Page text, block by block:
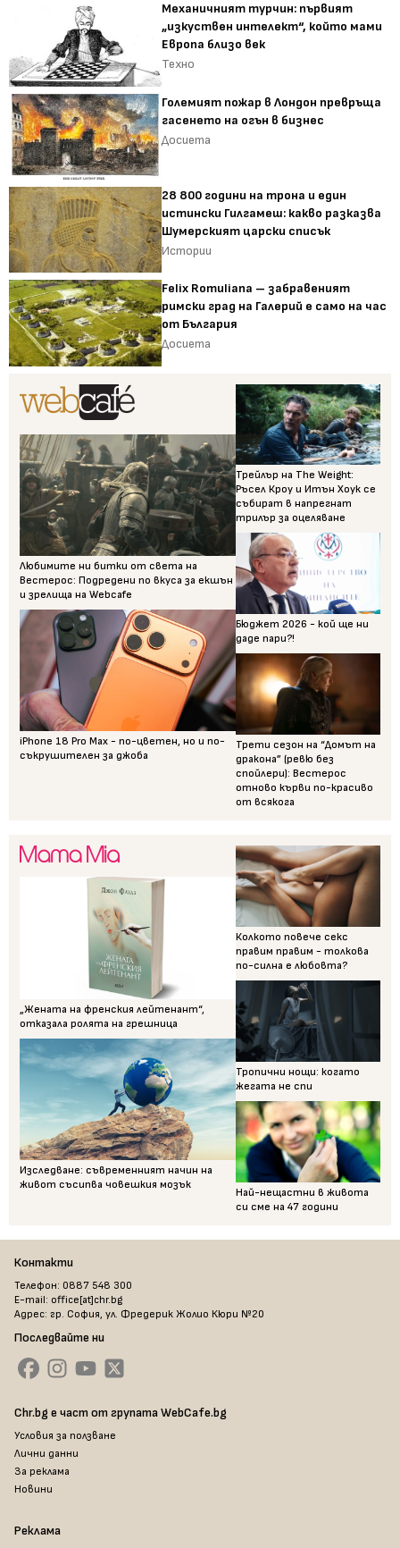
Механичният турчин: първият
„изкуствен интелект“, който мами
Европа близо век
Техно
Големият пожар в Лондон превръща
гасенето на огън в бизнес
Досиета
28 800 години на трона и един
истински Гилгамеш: какво разказва
Шумерският царски списък
Истории
Felix Romuliana – забравеният
римски град на Галерий е само на час
от България
Досиета
Любимите ни битки от света на
Вестерос: Подредени по вкуса за екшън
и зрелища на Webcafe
iPhone 18 Pro Max - по-цветен, но и по-
съкрушителен за джоба
Трейлър на The Weight:
Ръсел Кроу и Итън Хоук се
събират в напрегнат
трилър за оцеляване
Бюджет 2026 - кой ще ни
даде пари?!
Трети сезон на “Домът на
дракона” (ревю без
спойлери): Вестерос
отново кърви по-красиво
от всякога
„Жената на френския лейтенант“,
отказала ролята на грешница
Изследване: съвременният начин на
живот съсипва човешкия мозък
Колкото повече секс
правим правим - толкова
по-силна е любовта?
Тропични нощи: когато
жегата не спи
Най-нещастни в живота
си сме на 47 години
Контакти
Телефон: 0887 548 300
E-mail: office[at]chr.bg
Адрес: гр. София, ул. Фредерик Жолио Кюри №20
Последвайте ни
Chr.bg е част от групата WebCafe.bg
Условия за ползване
Лични данни
За реклама
Новини
Реклама